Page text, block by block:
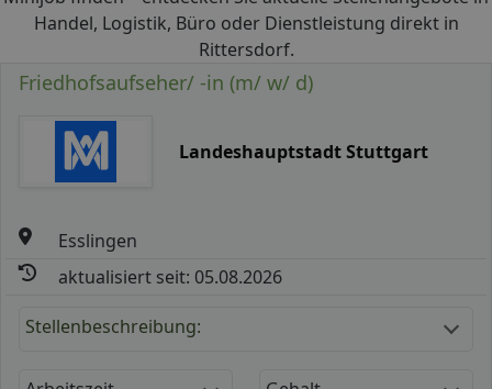
Handel, Logistik, Büro oder Dienstleistung direkt in
Rittersdorf.
Friedhofsaufseher/ -in (m/ w/ d)
Landeshauptstadt Stuttgart
Esslingen
aktualisiert seit: 05.08.2026
Stellenbeschreibung: